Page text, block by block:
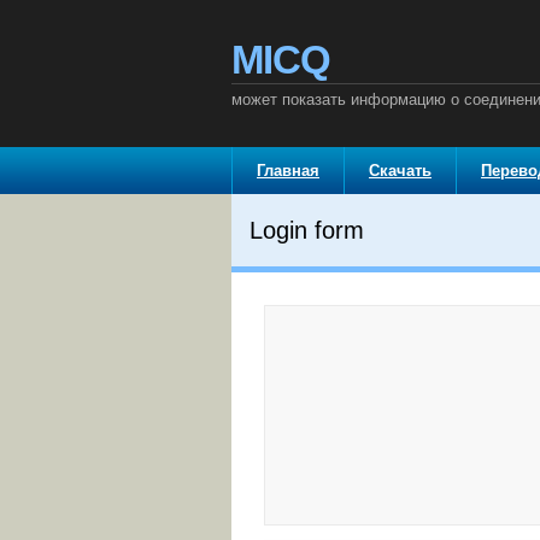
MICQ
может показать информацию о
Главная Скачать
Login form